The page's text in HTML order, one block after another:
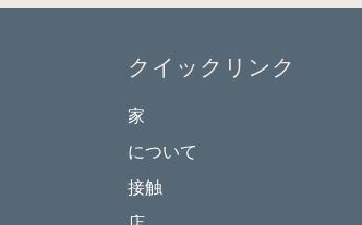
クイックリンク
家
について
接触